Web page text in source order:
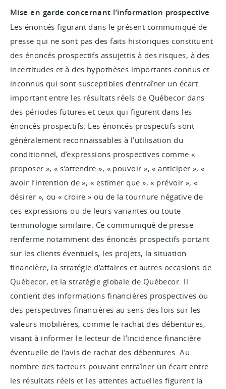
Mise en garde concernant l’information prospective
Les énoncés figurant dans le présent communiqué de
presse qui ne sont pas des faits historiques constituent
des énoncés prospectifs assujettis à des risques, à des
incertitudes et à des hypothèses importants connus et
inconnus qui sont susceptibles d’entraîner un écart
important entre les résultats réels de Québecor dans
des périodes futures et ceux qui figurent dans les
énoncés prospectifs. Les énoncés prospectifs sont
généralement reconnaissables à l’utilisation du
conditionnel, d’expressions prospectives comme «
proposer », « s’attendre », « pouvoir », « anticiper », «
avoir l’intention de », « estimer que », « prévoir », «
désirer », ou « croire » ou de la tournure négative de
ces expressions ou de leurs variantes ou toute
terminologie similaire. Ce communiqué de presse
renferme notamment des énoncés prospectifs portant
sur les clients éventuels, les projets, la situation
financière, la stratégie d’affaires et autres occasions de
Québecor, et la stratégie globale de Québecor. Il
contient des informations financières prospectives ou
des perspectives financières au sens des lois sur les
valeurs mobilières, comme le rachat des débentures,
visant à informer le lecteur de l’incidence financière
éventuelle de l’avis de rachat des débentures. Au
nombre des facteurs pouvant entraîner un écart entre
les résultats réels et les attentes actuelles figurent la